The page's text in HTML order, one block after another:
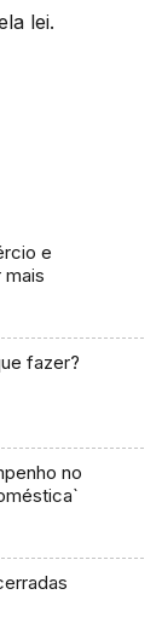
lei.
e
fazer?
no